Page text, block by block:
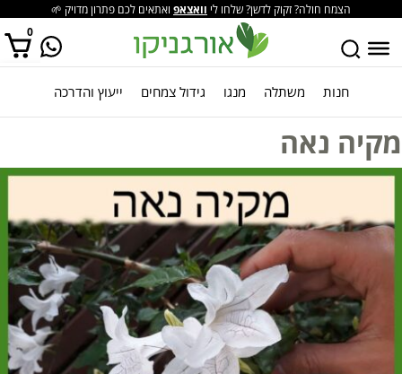
הצמח חולה? זקוק לדשן? שלחו לי וואצאפ ואתאים לכם פתרון מדויק 🌱
0
אין מוצרים בסל הקניות. חנות משתלה מנגו גידול צמחים ייעוץ והדרכה
מקיה נאה